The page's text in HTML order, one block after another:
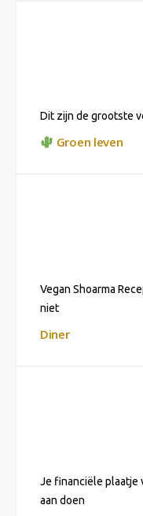
Dit zijn de grootste
Groen leven
Vegan Shoarma
niet
Diner
Je financiële plaatje
aan doen